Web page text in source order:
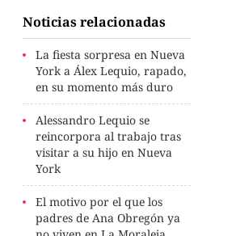
Noticias relacionadas
La fiesta sorpresa en Nueva
York a Álex Lequio, rapado,
en su momento más duro
Alessandro Lequio se
reincorpora al trabajo tras
visitar a su hijo en Nueva
York
El motivo por el que los
padres de Ana Obregón ya